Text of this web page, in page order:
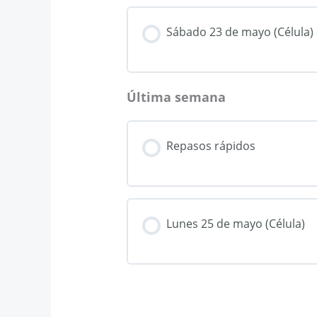
Sábado 23 de mayo (Célula)
Última semana
Repasos rápidos
Lunes 25 de mayo (Célula)